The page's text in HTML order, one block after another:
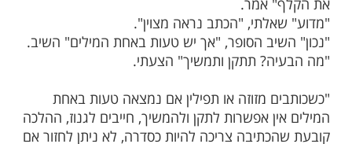
עוד תוכן חדש ומפתיע! התחברו לכל
שלנו בתהיליםבלחיצה כאן >>>​
ניגשתי אל סופר סת"ם כדי לקנות תפילין
של בני עמית. סופר הסת"ם עסק באותן
מזוזה.